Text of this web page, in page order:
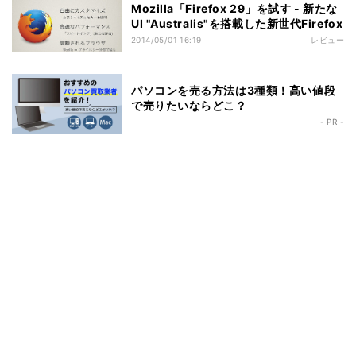
Mozilla「Firefox 29」を試す - 新たな
UI "Australis"を搭載した新世代Firefox
2014/05/01 16:19 レビュー
パソコンを売る方法は3種類！高い値段
で売りたいならどこ？
- PR -